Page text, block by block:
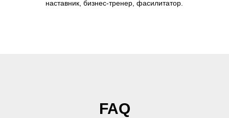
наставник, бизнес-тренер, фасилитатор.
FAQ